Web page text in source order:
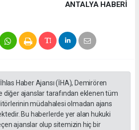
ANTALYA HABERİ
Haber Ajansı (İHA), Demirören
diğer ajanslar tarafından eklenen tüm
müdahalesi olmadan ajans
Bu haberlerde yer alan hukuki
ajanslar olup sitemizin hiç bir